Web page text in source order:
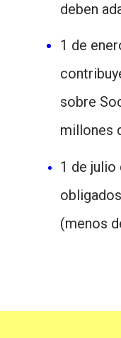
deben
1 de
sobre
millones
1 de julio
(menos